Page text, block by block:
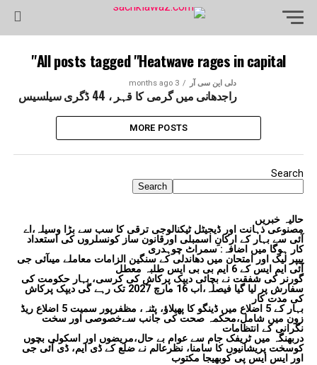
All posts tagged "Heatwave rages in capital"
دلی این سی آر 3 months ago
راجدھانی میں گرمی کا قہر ، 44 ڈگری سیلسیس
MORE POSTS
Search
Search
حالیہ خبریں
مصنوعی ذہانت اور ڈیجیٹل ٹیکنالوجی ترقی کا سب سے بڑا وسیلہ،اے
آئی سے بہار کے ارکانِ اسمبلی اورقانون ساز کونسلروں کی استعداد
کار ہوگا میں اضافہ: سمراٹ چوہدری
پیپر لیک اور امتحان میں دھاندلی کے سنگین الزامات معاملے میںآئی جی
آئی ایم ایس کے 6 ایم بی بی ایس طلبہ معطل
گورنر کی شفقت نے بچائی دیپک پرکاش کی کرسی، بہار حکومت کی
سفارش پر لیا گیا فیصلہ،اب 16 مارچ 2027 تک رہے گی دیپک پرکاش
کی مدت کار
بہار کے 5 اضلاع میں ڈینگو کا پھیلاؤ، پٹنہ، مظفرپور سمیت 5 اضلاع ریڈ
زون میں شامل،محکمہ صحت کی جانب سےخصوصی اور سخت
نگرانی کے انتظامات
دربھنگہ میں ٹریفک جام سے عوام بے حال،مریضوں اور اسکولی بچوں
کوسخت پریشانیوں کا سامنا، نظرعالم نے ضلع کے ڈی ایم، ڈی آئی جی
اور ایس ایس پی کوبھیجا مکتوب